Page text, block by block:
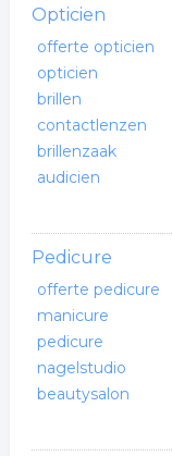
Opticien
offerte opticien
opticien
brillen
contactlenzen
brillenzaak
audicien
Pedicure
offerte pedicure
manicure
pedicure
nagelstudio
beautysalon